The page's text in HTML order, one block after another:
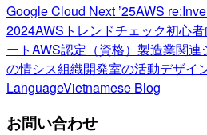
Google Cloud Next ’25AWS
2024AWSトレンドチェック初心
ートAWS認定（資格） 製造業関連
の情シス組織開発室の活動デザイ
LanguageVietnamese Blog
お問い合わせ